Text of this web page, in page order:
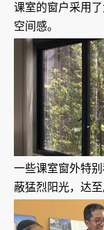
课室的窗户采用
空间感。
一些课室窗外特
蔽猛烈阳光，达至